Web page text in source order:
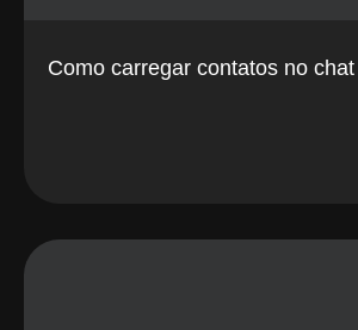
Como carregar contatos no